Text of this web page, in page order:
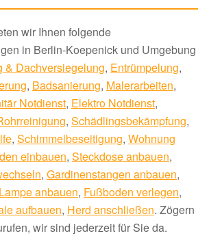
wir Ihnen folgende
in Berlin-Koepenick und Umgebung
& Dachversiegelung, Entrümpelung,
, Badsanierung, Malerarbeiten,
Notdienst, Elektro Notdienst,
, Schädlingsbekämpfung,
, Schimmelbeseitigung, Wohnung
einbauen, Steckdose anbauen,
, Gardinenstangen anbauen,
Lampe anbauen, Fußboden verlegen,
aufbauen, Herd anschließen. Zögern
wir sind jederzeit für Sie da.